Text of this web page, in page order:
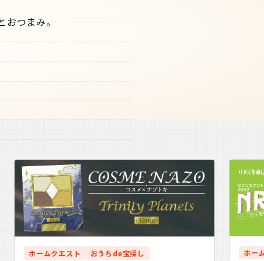
おつまみ。
ホームクエスト おうちde宝探し ホー